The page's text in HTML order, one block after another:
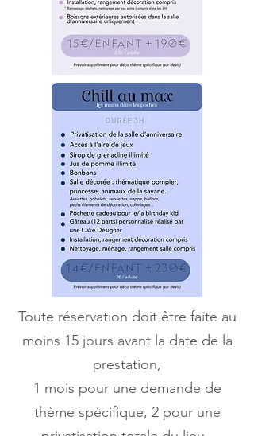
Toute réservation doit être faite au
moins 15 jours avant la date de la
prestation,
1 mois pour une demande de
thème spécifique, 2 pour une